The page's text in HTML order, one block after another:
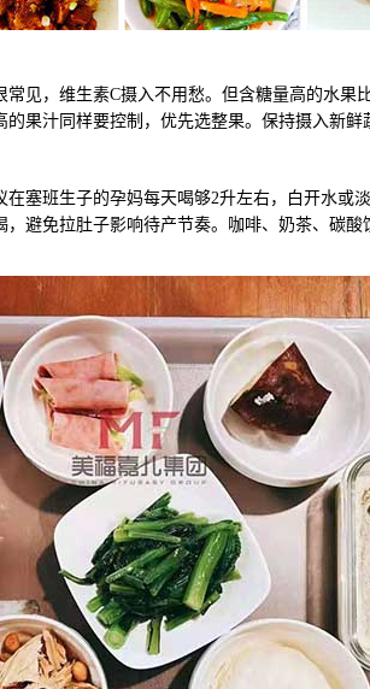
，维生素C摄入不用愁。但含糖量高的水果
果汁同样要控制，优先选整果。保持摄入新鲜
班生子的孕妈每天喝够2升左右，白开水或
避免拉肚子影响待产节奏。咖啡、奶茶、碳